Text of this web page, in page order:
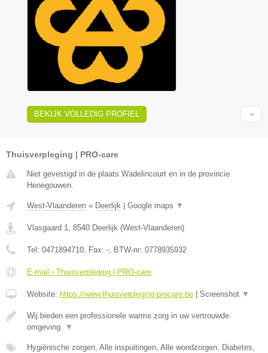
BEKIJK VOLLEDIG PROFIEL
Thuisverpleging | PRO-care
Niet gevestigd in de plaats Wadelincourt en in de provincie
Henegouwen.
West-Vlaanderen » Deerlijk | Google maps ▼
Vlasgaard 1 8540 Deerlijk (West-Vlaanderen)
Tel: 0471894710 , Fax: - , BTW-nr: 0778935932
E-mail › Thuisverpleging | PRO-care
Website: https://www.thuisverpleging-procare.be | Screenshot ▼
Wij bieden een professionele warme zorg in uw vertrouwde
omgeving.
▼
Hygiënische zorgen, Alle inspuitingen, Alle wondzorgen, Diabetes,